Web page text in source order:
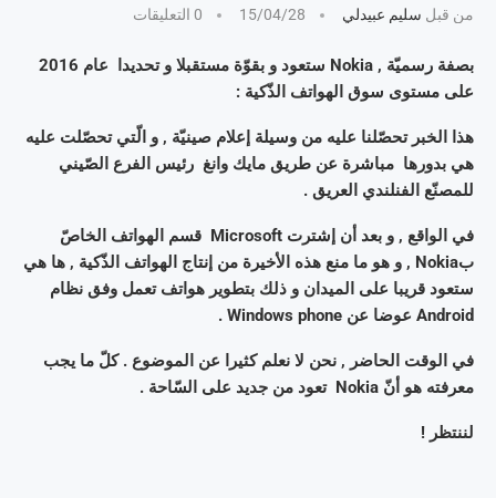
من قبل سليم عبيدلي 15/04/28 0 التعليقات
بصفة رسميّة , Nokia ستعود و بقوّة مستقبلا و تحديدا عام 2016
على مستوى سوق الهواتف الذّكية :
هذا الخبر تحصّلنا عليه من وسيلة إعلام صينيّة , و الّتي تحصّلت عليه
هي بدورها مباشرة عن طريق مايك وانغ رئيس الفرع الصّيني
للمصنّع الفنلندي العريق .
في الواقع , و بعد أن إشترت Microsoft قسم الهواتف الخاصّ
بNokia , و هو ما منع هذه الأخيرة من إنتاج الهواتف الذّكية , ها هي
ستعود قريبا على الميدان و ذلك بتطوير هواتف تعمل وفق نظام
Android عوضا عن Windows phone .
في الوقت الحاضر , نحن لا نعلم كثيرا عن الموضوع . كلّ ما يجب
معرفته هو أنّ Nokia تعود من جديد على السّاحة .
لننتظر !